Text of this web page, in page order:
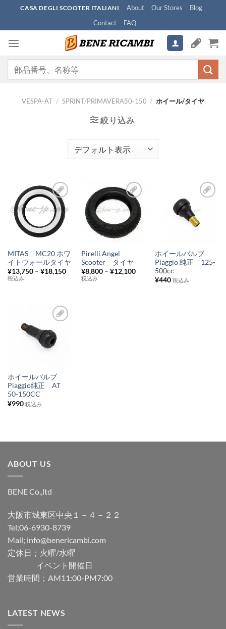
content
CASA DEGLI SCOOTER ITALIANI About Our Stores
Blog
Contact
FAQ
VESPA-AT / SPRINT/PRIMAVERA50-150 / ホイール/タイヤ
絞り込み
お
気
に
り
リ
に
加
MITAS MC20 ホワ
イトウォールタイヤ
¥13,750– ¥18,150
税込み
お
気
に
り
リ
Pirelli Angel
Scooter タイヤ
¥8,800– ¥12,100
税込み
気
ホイールバルブ
Piaggio 純正 125-
500cc
¥440 税込み
お
気
り
加
ホイールバルブ
Piaggio純正 AT
50-150CC
¥990 税込み
ABOUT US
BENE Co.,ltd
大阪市城東区中央１－４－２２
Tel;06-6930-8739
Mail; info@benericambi.com
定休日；火曜/水曜
イベント開催日
営業時間；AM11:00-PM7:00
LATEST NEWS